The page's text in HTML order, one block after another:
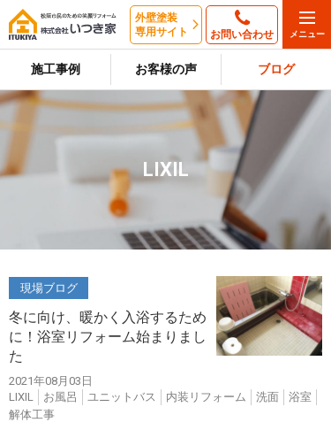
外壁塗装
専用サイト
お問い合わせ
施工事例 お客様の声 ブログ
LIXIL
現場ブログ
冬に向け、暖かく入浴するため
に！浴室リフォーム始まりまし
た
2021年08月03日
LIXIL
お風呂 ユニットバス 内装リフォーム 洗面
浴室
解体工事